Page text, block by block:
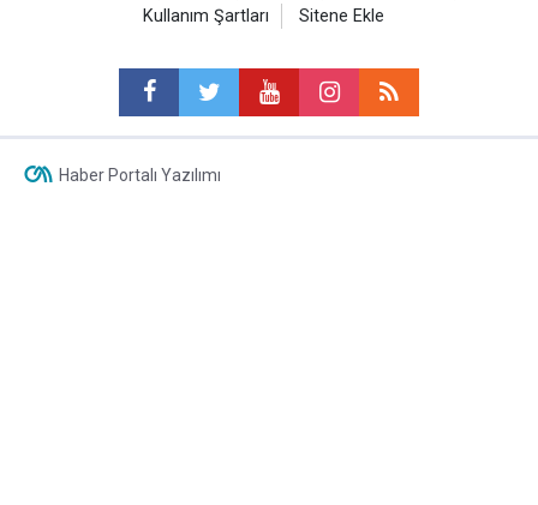
Kullanım Şartları
Sitene Ekle
Haber Portalı Yazılımı